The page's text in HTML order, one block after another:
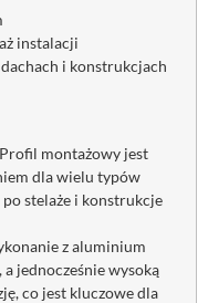
instalacji
i konstrukcjach
Profil montażowy jest
dla wielu typów
stelaże i konstrukcje
z aluminium
jednocześnie wysoką
co jest kluczowe dla